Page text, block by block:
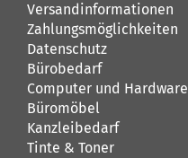
Versandinformationen
Zahlungsmöglichkeiten
Datenschutz
Bürobedarf
Computer und Hardware
Büromöbel
Kanzleibedarf
Tinte & Toner